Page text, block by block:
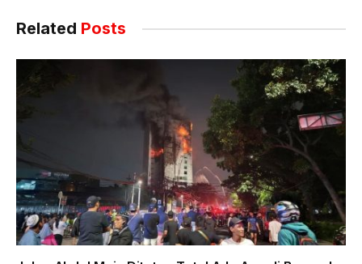
Related Posts